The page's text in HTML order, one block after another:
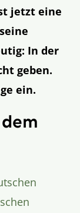
jetzt eine
In der
geben.
ein.